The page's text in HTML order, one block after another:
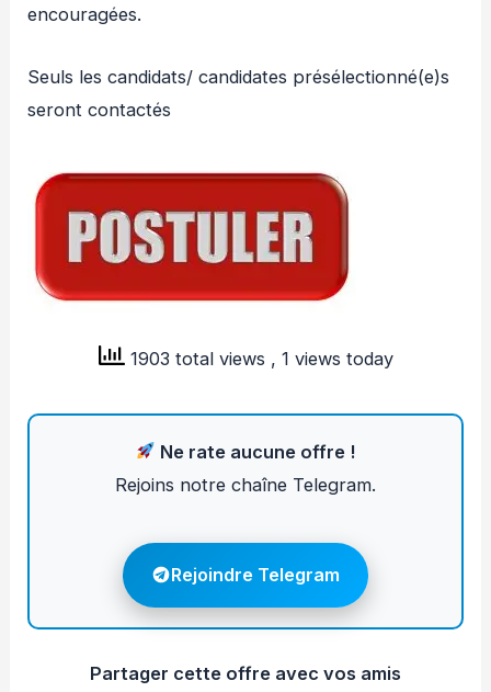
encouragées.
Seuls les candidats/ candidates présélectionné(e)s
seront contactés
1903 total views , 1 views today
Ne rate aucune offre !
Rejoins notre chaîne Telegram.
Rejoindre Telegram
Partager cette offre avec vos amis